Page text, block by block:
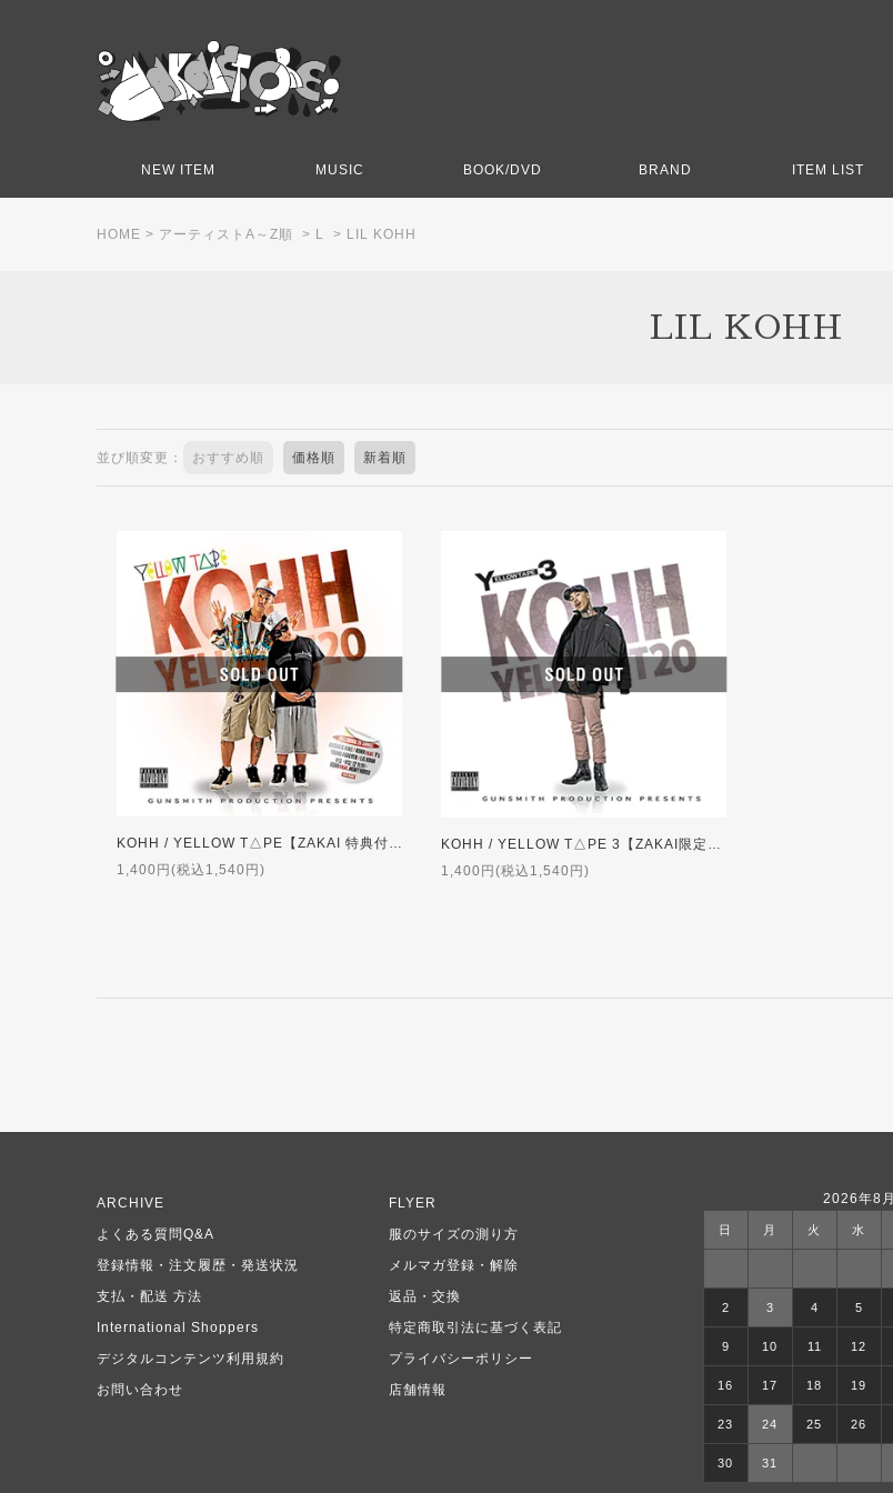
NEW ITEM MUSIC BOOK/DVD BRAND ITEM LIST
HOME > アーティストA～Z順 > L > LIL KOHH
LIL KOHH
並び順変更： おすすめ順 価格順 新着順
KOHH / YELLOW T△PE【ZAKAI 特典付】
1,400円(税込1,540円)
KOHH / YELLOW T△PE 3【ZAKAI限定特典付】
1,400円(税込1,540円)
2026年8月
日 月 火 水
2 3 4 5
9 10 11 12
16 17 18 19
23 24 25 26
30 31
ARCHIVE
FLYER
よくある質問Q&A
服のサイズの測り方
登録情報・注文履歴・発送状況
メルマガ登録・解除
支払・配送 方法
返品・交換
International Shoppers
特定商取引法に基づく表記
デジタルコンテンツ利用規約
プライバシーポリシー
お問い合わせ
店舗情報